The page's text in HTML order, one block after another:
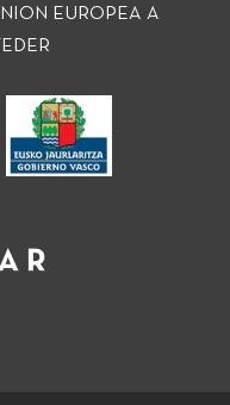
EUROPEA A